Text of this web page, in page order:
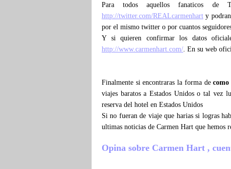
Para todos aquellos fanaticos
http://twitter.com/REALcarmenhart y
por el mismo twitter o por cuantos
Y si quieren confirmar los datos
http://www.carmenhart.com/. En su web
Finalmente si encontraras la forma de
viajes baratos a Estados Unidos o tal vez
reserva del hotel en Estados Unidos
Si no fueran de viaje que harias si logras
ultimas noticias de Carmen Hart que hemos
Opina sobre Carmen Hart ,